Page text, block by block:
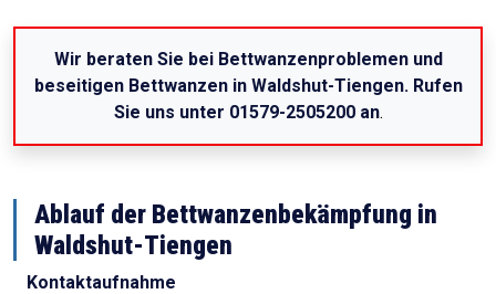
Wir beraten Sie bei Bettwanzenproblemen und
beseitigen Bettwanzen in Waldshut-Tiengen. Rufen
Sie uns unter 01579-2505200 an.
Ablauf der Bettwanzenbekämpfung in
Waldshut-Tiengen
Kontaktaufnahme